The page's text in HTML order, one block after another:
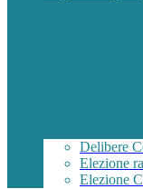
Delibere
Elezione
Elezione